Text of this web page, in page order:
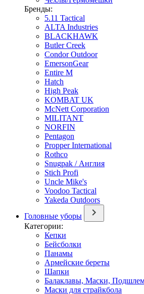
Бренды:
5.11 Tactical
ALTA Industries
BLACKHAWK
Butler Creek
Condor Outdoor
EmersonGear
Entire M
Hatch
High Peak
KOMBAT UK
McNett Corporation
MILITANT
NORFIN
Pentagon
Propper International
Rothco
Snugpak / Англия
Stich Profi
Uncle Mike's
Voodoo Tactical
Yakeda Outdoors
Головные уборы
Категории:
Кепки
Бейсболки
Панамы
Армейские береты
Шапки
Балаклавы, Маски,
Маски для страйкбола